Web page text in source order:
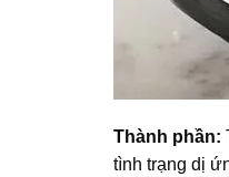
Thành phần:
tình trạng dị